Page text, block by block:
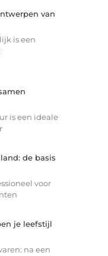
van
is een
is een ideale
de basis
voor
je leefstijl
na een